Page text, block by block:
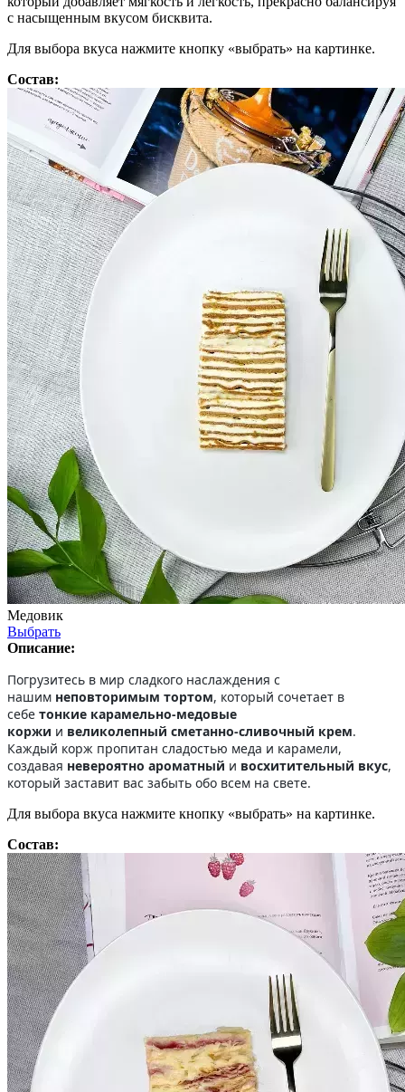
с насыщенным вкусом бисквита.
Для выбора вкуса нажмите кнопку «выбрать» на картинке.
Состав:
Медовик
Выбрать
Описание:
Погрузитесь в мир сладкого наслаждения с
нашим неповторимым тортом, который сочетает в
себе тонкие карамельно-медовые
коржи и великолепный сметанно-сливочный крем.
Каждый корж пропитан сладостью меда и карамели,
создавая невероятно ароматный и восхитительный вкус,
который заставит вас забыть обо всем на свете.
Для выбора вкуса нажмите кнопку «выбрать» на картинке.
Состав: